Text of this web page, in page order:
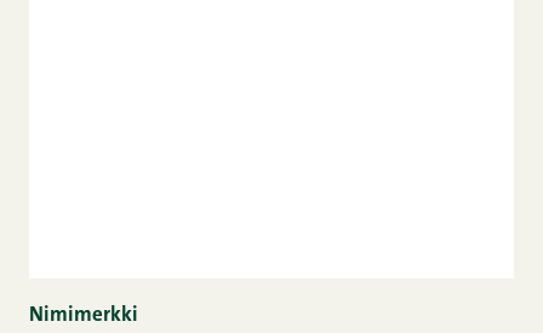
Nimimerkki